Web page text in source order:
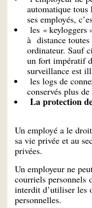
automatique tous
ses employés,
les « keyloggers
à distance toutes
ordinateur. Sauf
un fort impératif
surveillance est
les logs de
conservés plus
La protection
Un employé a le
sa vie privée et au
privées.
Un employeur ne
courriels personnels
interdit d’utiliser les
personnelles.